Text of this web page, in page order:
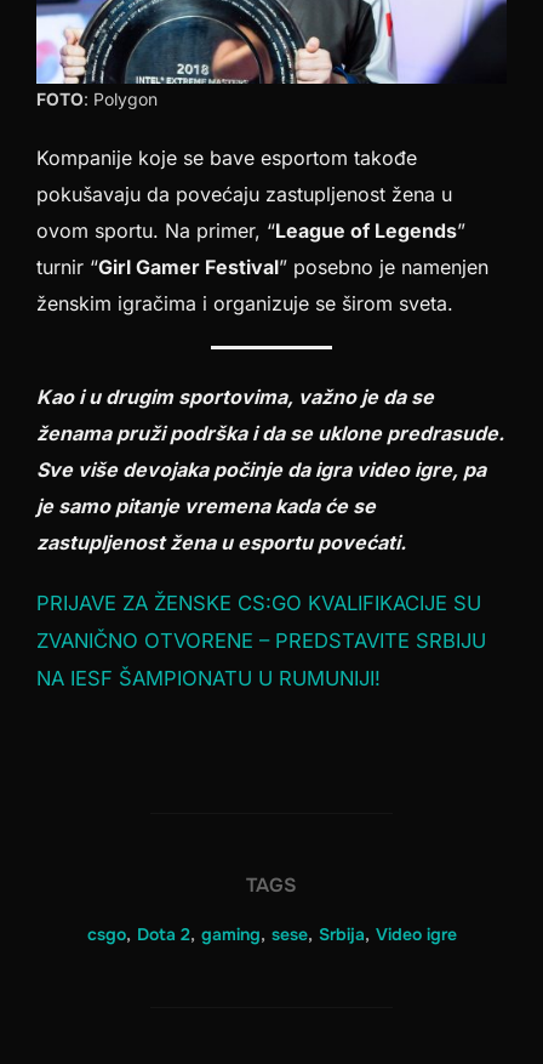
FOTO: Polygon
Kompanije koje se bave esportom takođe
pokušavaju da povećaju zastupljenost žena u
ovom sportu. Na primer, “League of Legends”
turnir “Girl Gamer Festival” posebno je namenjen
ženskim igračima i organizuje se širom sveta.
Kao i u drugim sportovima, važno je da se
ženama pruži podrška i da se uklone predrasude.
Sve više devojaka počinje da igra video igre, pa
je samo pitanje vremena kada će se
zastupljenost žena u esportu povećati.
PRIJAVE ZA ŽENSKE CS:GO KVALIFIKACIJE SU
ZVANIČNO OTVORENE – PREDSTAVITE SRBIJU
NA IESF ŠAMPIONATU U RUMUNIJI!
TAGS
csgo, Dota 2, gaming, sese, Srbija, Video igre